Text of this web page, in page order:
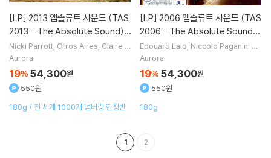
[LP]
2013 - The Absolute Sound)
[LP]
Nicki Parrott Otros Aires Claire M
artin John Martyn
Aurora
19% 54,300원
550원
180g / 전 세계 1000개 넘버링 한정반
[LP]
2006 - The Absolute Sound)
[LP]
Edouard Lalo Niccolo Paganini 작
곡 Rua
Aurora
19% 54,300원
550원
180g
1 2